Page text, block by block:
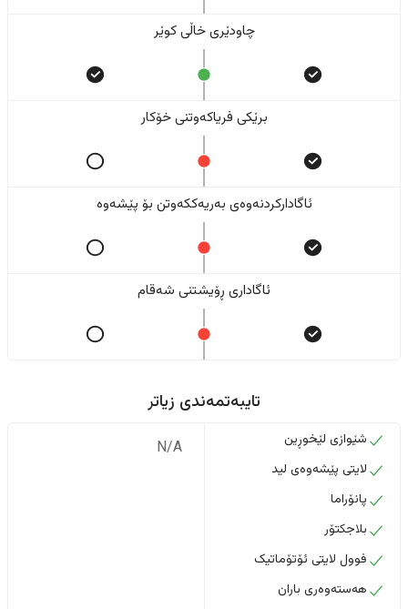
چاودێری خاڵی کوێر
برێکی فریاکەوتنی خۆکار
ئاگادارکردنەوەی بەریەککەوتن بۆ پێشەوە
ئاگاداری ڕۆیشتنی شەقام
تایبەتمەندی زیاتر
شێوازی لێخوڕین
لایتی پێشەوەی لید
پانۆراما
بلاجکتۆر
فوول لایتی ئۆتۆماتیک
هەستەوەری باران
N/A